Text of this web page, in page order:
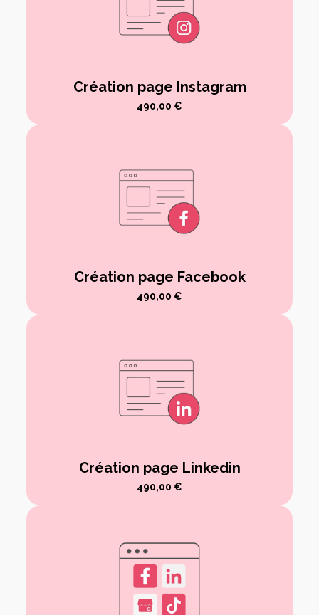
Création page Instagram
490,00 €
Création page Facebook
490,00 €
Création page Linkedin
490,00 €